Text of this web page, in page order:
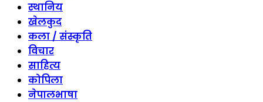
स्थानिय
खेलकुद
कला / संस्कृति
विचार
साहित्य
कोपिला
नेपालभाषा